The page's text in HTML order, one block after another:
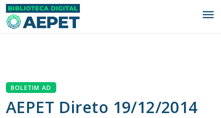
menu
BOLETIM AD
AEPET Direto 19/12/2014